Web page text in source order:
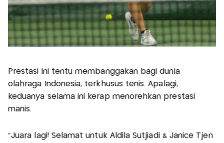
Prestasi ini tentu membanggakan bagi dunia
olahraga Indonesia, terkhusus tenis. Apalagi,
keduanya selama ini kerap menorehkan prestasi
manis.
"Juara lagi! Selamat untuk Aldila Sutjiadi & Janice Tjen